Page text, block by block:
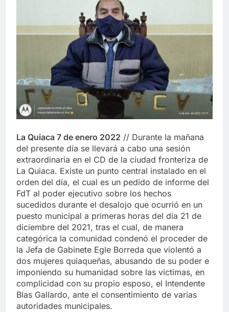
La Quiaca 7 de enero 2022 // Durante la mañana
del presente día se llevará a cabo una sesión
extraordinaria en el CD de la ciudad fronteriza de
La Quiaca. Existe un punto central instalado en el
orden del día, el cual es un pedido de informe del
FdT al poder ejecutivo sobre los hechos
sucedidos durante el desalojo que ocurrió en un
puesto municipal a primeras horas del día 21 de
diciembre del 2021, tras el cual, de manera
categórica la comunidad condenó el proceder de
la Jefa de Gabinete Egle Borreda que violentó a
dos mujeres quiaqueñas, abusando de su poder e
imponiendo su humanidad sobre las víctimas, en
complicidad con su propio esposo, el Intendente
Blas Gallardo, ante el consentimiento de varias
autoridades municipales.